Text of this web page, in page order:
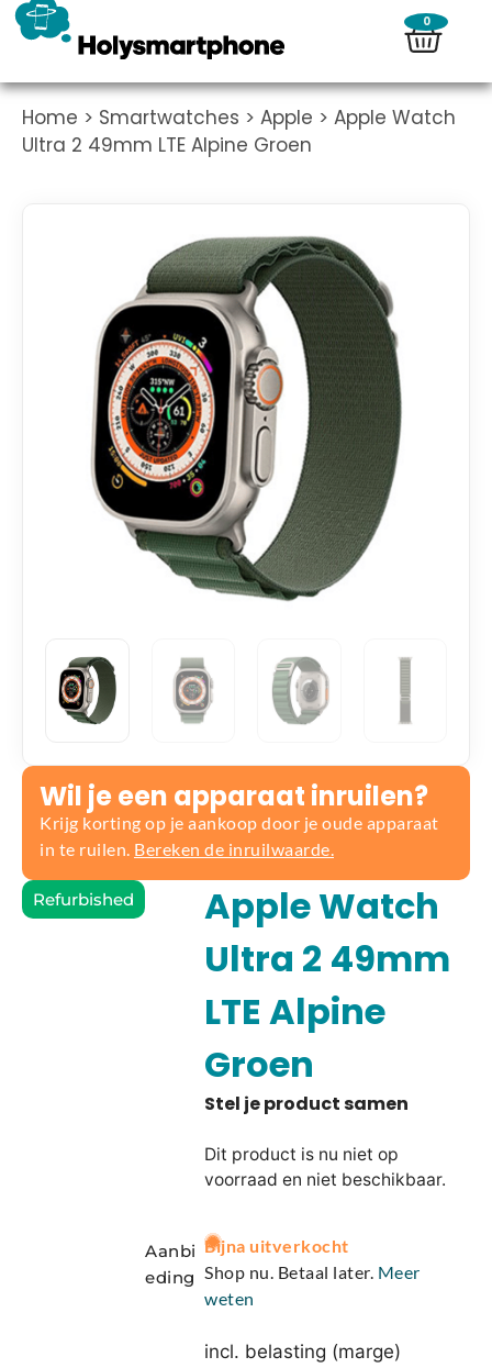
0
Home > Smartwatches > Apple > Apple Watch
Ultra 2 49mm LTE Alpine Groen
Wil je een apparaat inruilen?
Krijg korting op je aankoop door je oude apparaat
in te ruilen. Bereken de inruilwaarde.
Refurbished
Aanbi
eding
Apple Watch
Ultra 2 49mm
LTE Alpine
Groen
Dit product is nu niet op
voorraad en niet beschikbaar.
A
l
t
r
Bijna uitverkocht
Shop nu. Betaal later. Meer
weten
incl. belasting (marge)